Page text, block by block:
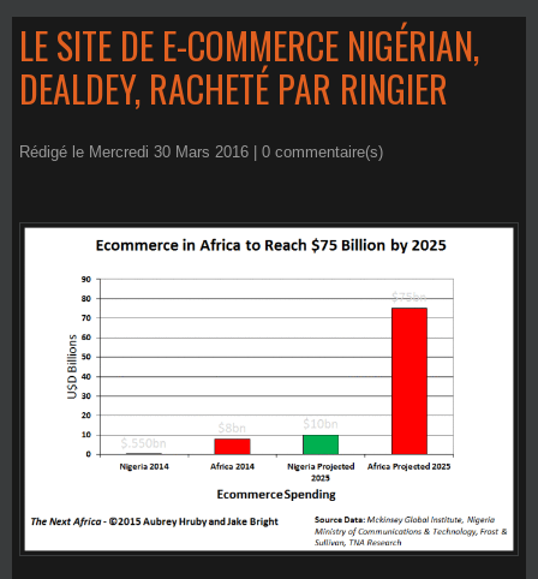
LE SITE DE E-COMMERCE NIGÉRIAN,
DEALDEY, RACHETÉ PAR RINGIER
Rédigé le Mercredi 30 Mars 2016 | 0 commentaire(s)